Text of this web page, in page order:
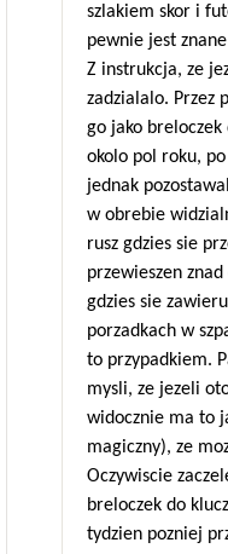
szlakiem skor i
pewnie jest
Z instrukcja, ze
zadzialalo. Przez
go jako breloczek
okolo pol roku,
jednak
w obrebie
rusz gdzies sie
przewieszen
gdzies sie
porzadkach w
to przypadkiem.
mysli, ze jezeli
widocznie ma to
magiczny), ze
Oczywiscie
breloczek do
tydzien pozniej